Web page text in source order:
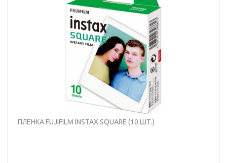
ПЛЕНКА FUJIFILM INSTAX SQUARE (10 ШТ.)